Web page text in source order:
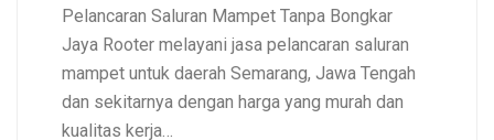
Pelancaran Saluran Mampet Tanpa Bongkar
Jaya Rooter melayani jasa pelancaran saluran
mampet untuk daerah Semarang, Jawa Tengah
dan sekitarnya dengan harga yang murah dan
kualitas kerja…